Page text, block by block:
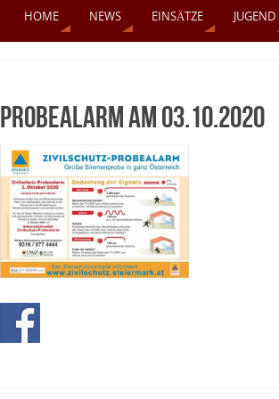
HOME NEWS EINSÄTZE JUGEND
Probealarm am 03.10.2020